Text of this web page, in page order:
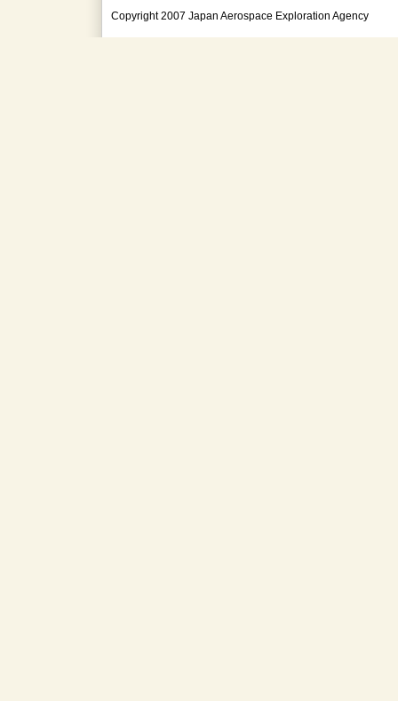
Copyright 2007 Japan Aerospace Exploration Agency